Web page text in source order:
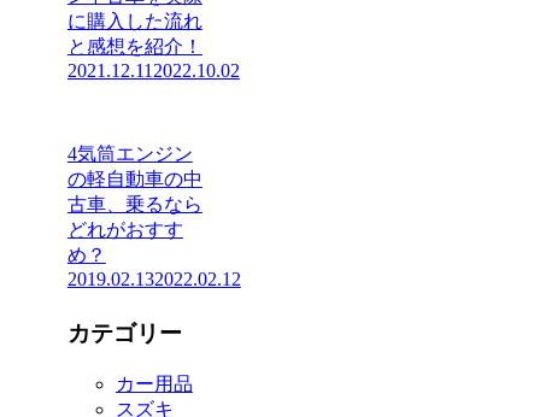
に購入した流れ
と感想を紹介！
2021.12.112022.10.02
4気筒エンジン
の軽自動車の中
古車、乗るなら
どれがおすす
め？
2019.02.132022.02.12
カテゴリー
カー用品
スズキ